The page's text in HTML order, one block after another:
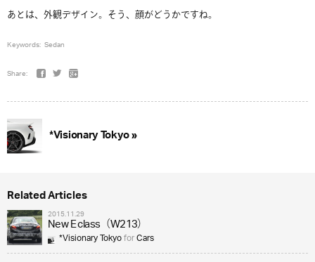
あとは、外観デザイン。そう、顔がどうかですね。
Keywords: Sedan
Share:
*Visionary Tokyo »
Related Articles
2015.11.29
New E class（W213）
*Visionary TokyoforCars